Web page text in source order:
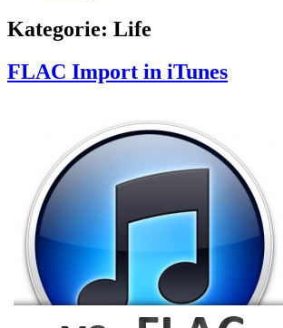
Kategorie: Life
FLAC Import in iTunes